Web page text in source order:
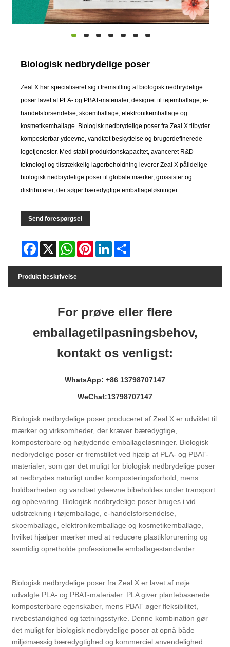
Biologisk nedbrydelige poser
Zeal X har specialiseret sig i fremstilling af biologisk nedbrydelige
poser lavet af PLA- og PBAT-materialer, designet til tøjemballage, e-
handelsforsendelse, skoemballage, elektronikemballage og
kosmetikemballage. Biologisk nedbrydelige poser fra Zeal X tilbyder
komposterbar ydeevne, vandtæt beskyttelse og brugerdefinerede
logotjenester. Med stabil produktionskapacitet, avanceret R&D-
teknologi og tilstrækkelig lagerbeholdning leverer Zeal X pålidelige
biologisk nedbrydelige poser til globale mærker, grossister og
distributører, der søger bæredygtige emballageløsninger.
Send forespørgsel
Facebook
X WhatsAppPinterestLinkedIn
Produkt beskrivelse
For prøve eller flere
emballagetilpasningsbehov,
kontakt os venligst:
WhatsApp: +86 13798707147
WeChat:13798707147
Biologisk nedbrydelige poser produceret af Zeal X er udviklet til
mærker og virksomheder, der kræver bæredygtige,
komposterbare og højtydende emballageløsninger. Biologisk
nedbrydelige poser er fremstillet ved hjælp af PLA- og PBAT-
materialer, som gør det muligt for biologisk nedbrydelige poser
at nedbrydes naturligt under komposteringsforhold, mens
holdbarheden og vandtæt ydeevne bibeholdes under transport
og opbevaring. Biologisk nedbrydelige poser bruges i vid
udstrækning i tøjemballage, e-handelsforsendelse,
skoemballage, elektronikemballage og kosmetikemballage,
hvilket hjælper mærker med at reducere plastikforurening og
samtidig opretholde professionelle emballagestandarder.
Biologisk nedbrydelige poser fra Zeal X er lavet af nøje
udvalgte PLA- og PBAT-materialer. PLA giver plantebaserede
komposterbare egenskaber, mens PBAT øger fleksibilitet,
rivebestandighed og tætningsstyrke. Denne kombination gør
det muligt for biologisk nedbrydelige poser at opnå både
miljømæssig bæredygtighed og kommerciel anvendelighed.